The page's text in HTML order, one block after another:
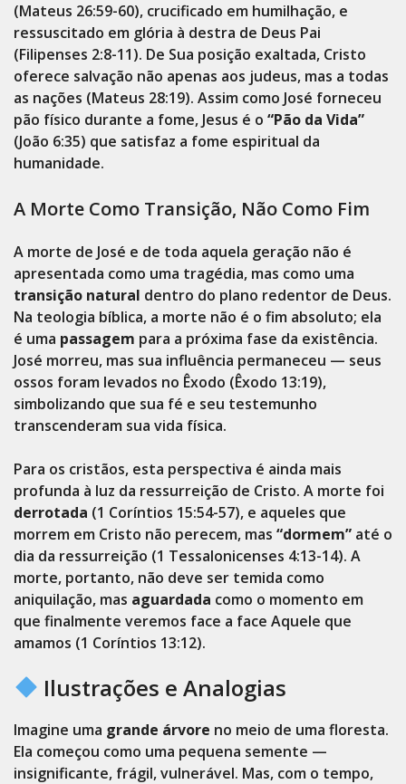
(Mateus 26:59-60), crucificado em humilhação, e
ressuscitado em glória à destra de Deus Pai
(Filipenses 2:8-11). De Sua posição exaltada, Cristo
oferece salvação não apenas aos judeus, mas a todas
as nações (Mateus 28:19). Assim como José forneceu
pão físico durante a fome, Jesus é o “Pão da Vida”
(João 6:35) que satisfaz a fome espiritual da
humanidade.
A Morte Como Transição, Não Como Fim
A morte de José e de toda aquela geração não é
apresentada como uma tragédia, mas como uma
transição natural dentro do plano redentor de Deus.
Na teologia bíblica, a morte não é o fim absoluto; ela
é uma passagem para a próxima fase da existência.
José morreu, mas sua influência permaneceu — seus
ossos foram levados no Êxodo (Êxodo 13:19),
simbolizando que sua fé e seu testemunho
transcenderam sua vida física.
Para os cristãos, esta perspectiva é ainda mais
profunda à luz da ressurreição de Cristo. A morte foi
derrotada (1 Coríntios 15:54-57), e aqueles que
morrem em Cristo não perecem, mas “dormem” até o
dia da ressurreição (1 Tessalonicenses 4:13-14). A
morte, portanto, não deve ser temida como
aniquilação, mas aguardada como o momento em
que finalmente veremos face a face Aquele que
amamos (1 Coríntios 13:12).
Ilustrações e Analogias
Imagine uma grande árvore no meio de uma floresta.
Ela começou como uma pequena semente —
insignificante, frágil, vulnerável. Mas, com o tempo,